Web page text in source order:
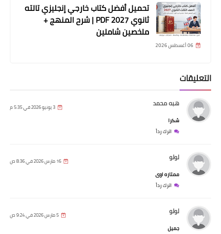
تحميل أفضل كتاب خارجي إنجليزي تالته
ثانوي 2027 PDF | شرح المنهج +
ملخصين شاملين
06 أغسطس 2026
التعليقات
هبه محمد 3 يونيو 2026 في 5:35 م
شكرا
اترك رداً
لولو 16 مارس 2026 في 8:36 ص
ممتازه اوى
اترك رداً
لولو 5 مارس 2026 في 9:24 ص
جميل